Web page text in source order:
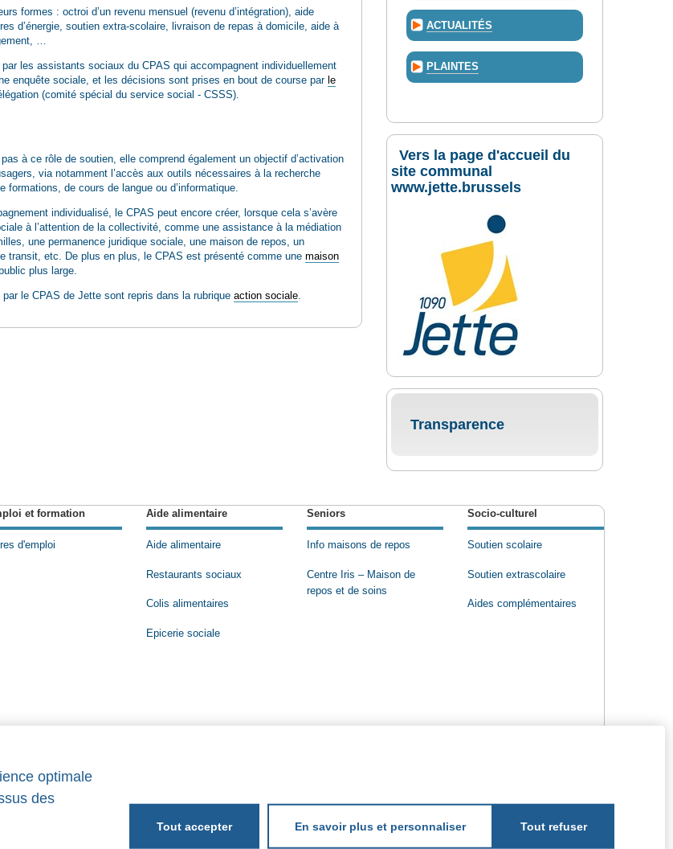
formes : octroi d’un revenu mensuel (revenu d’intégration), aide
d’énergie, soutien extra-scolaire, livraison de repas à domicile, aide à
…
par les assistants sociaux du CPAS qui accompagnent individuellement
enquête sociale, et les décisions sont prises en bout de course par le
(comité spécial du service social - CSSS).
à ce rôle de soutien, elle comprend également un objectif d’activation
via notamment l’accès aux outils nécessaires à la recherche
formations, de cours de langue ou d’informatique.
individualisé, le CPAS peut encore créer, lorsque cela s’avère
à l’attention de la collectivité, comme une assistance à la médiation
une permanence juridique sociale, une maison de repos, un
transit, etc. De plus en plus, le CPAS est présenté comme une maison
plus large.
par le CPAS de Jette sont repris dans la rubrique action sociale.
optimale
des
En savoir plus et personnaliser
ACTUALITÉS
PLAINTES
Vers la page d'accueil du
site communal
www.jette.brussels
Transparence
et formation
d'emploi
Aide alimentaire
Aide alimentaire
Restaurants sociaux
Colis alimentaires
Epicerie sociale
Seniors
Info maisons de repos
Centre Iris – Maison de
repos et de soins
Socio-culturel
Soutien scolaire
Soutien extrascolaire
Aides complémentaires